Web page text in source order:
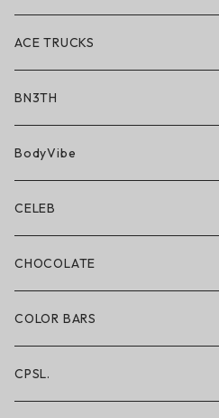
ACE TRUCKS
BN3TH
BN3TH × ON THE ROAM
ボクサーブリーフ/ショート丈
ボクサーブリーフ/ロング丈
ショートパンツ/2 IN 1
レギンス/フルレングス10分丈
BodyVibe
CELEB
CHOCOLATE
COLOR BARS
CPSL.